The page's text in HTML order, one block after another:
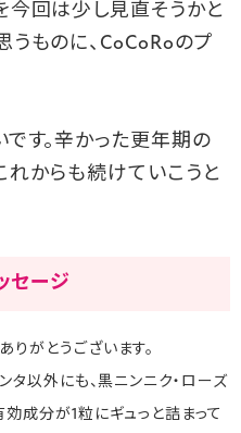
今回は少し見直そうかと
うものに、CoCoRoのプ
す。辛かった更年期の
れからも続けていこうと
セージ
りがとうございます。
タ以外にも、黒ニンニク・ローズ
成分が1粒にギュっと詰まって